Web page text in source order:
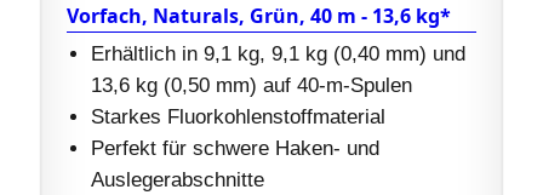
Vorfach, Naturals, Grün, 40 m - 13,6 kg*
Erhältlich in 9,1 kg, 9,1 kg (0,40 mm) und
13,6 kg (0,50 mm) auf 40-m-Spulen
Starkes Fluorkohlenstoffmaterial
Perfekt für schwere Haken- und
Auslegerabschnitte